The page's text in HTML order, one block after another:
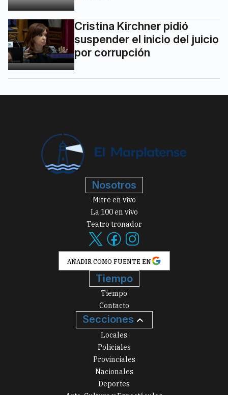
Cristina Kirchner pidió
suspender el inicio del juicio
por corrupción
Nosotros
Mitre en vivo
La 100 en vivo
Teatro tronador
AÑADIR COMO FUENTE EN
Tiempo
Tiempo
Contacto
Secciones
Locales
Policiales
Provinciales
Nacionales
Deportes